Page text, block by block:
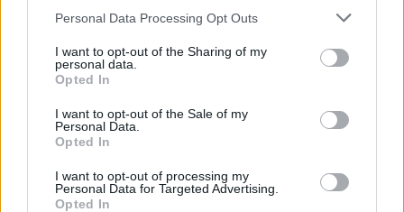
Please note that this website/app uses one or more Google
not limited to your visit or usage behaviour. You may click to
grant or deny consent to Google and its third-party tags to
use your data for below specified purposes in below Google
consent section.
Personal Data Processing Opt Outs
I want to opt-out of the Sharing of my
personal data.
Opted In
I want to opt-out of the Sale of my
Personal Data.
Opted In
I want to opt-out of processing my
Personal Data for Targeted Advertising.
Opted In
Szolnok 3D nyomtatás,debreceni egyetem egészségügy
bemutató,VR
Rengeteg sebből vérzik a Tokajnál
„állítólagosan lelőtt ukrán drón” botránya
Az időzítés és az eltelt